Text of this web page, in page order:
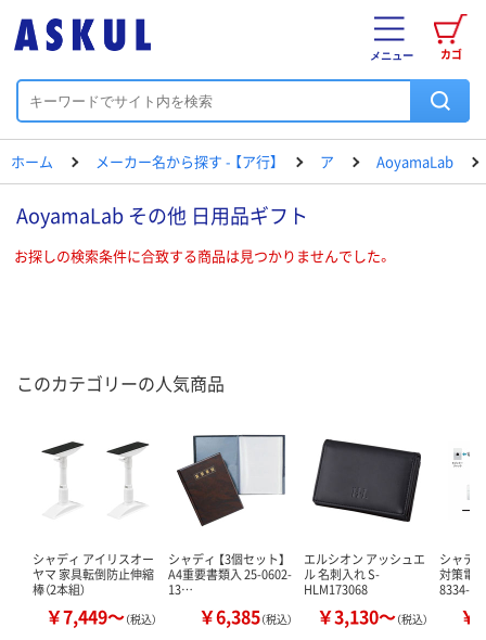
カゴ
メニュー
ホーム メーカー名から探す - 【ア行】 ア AoyamaLab
AoyamaLab その他 日用品ギフト
お探しの検索条件に合致する商品は見つかりませんでした。
このカテゴリーの人気商品
シャディ アイリスオー
ヤマ 家具転倒防止伸縮
棒（2本組）
￥7,449～（税込）
シャディ 【3個セット】
A4重要書類入 25-0602-
13…
￥6,385（税込）
エルシオン アッシュエ
ル 名刺入れ S-
HLM173068
￥3,130～（税込）
シャデ
対策電
8334-
￥